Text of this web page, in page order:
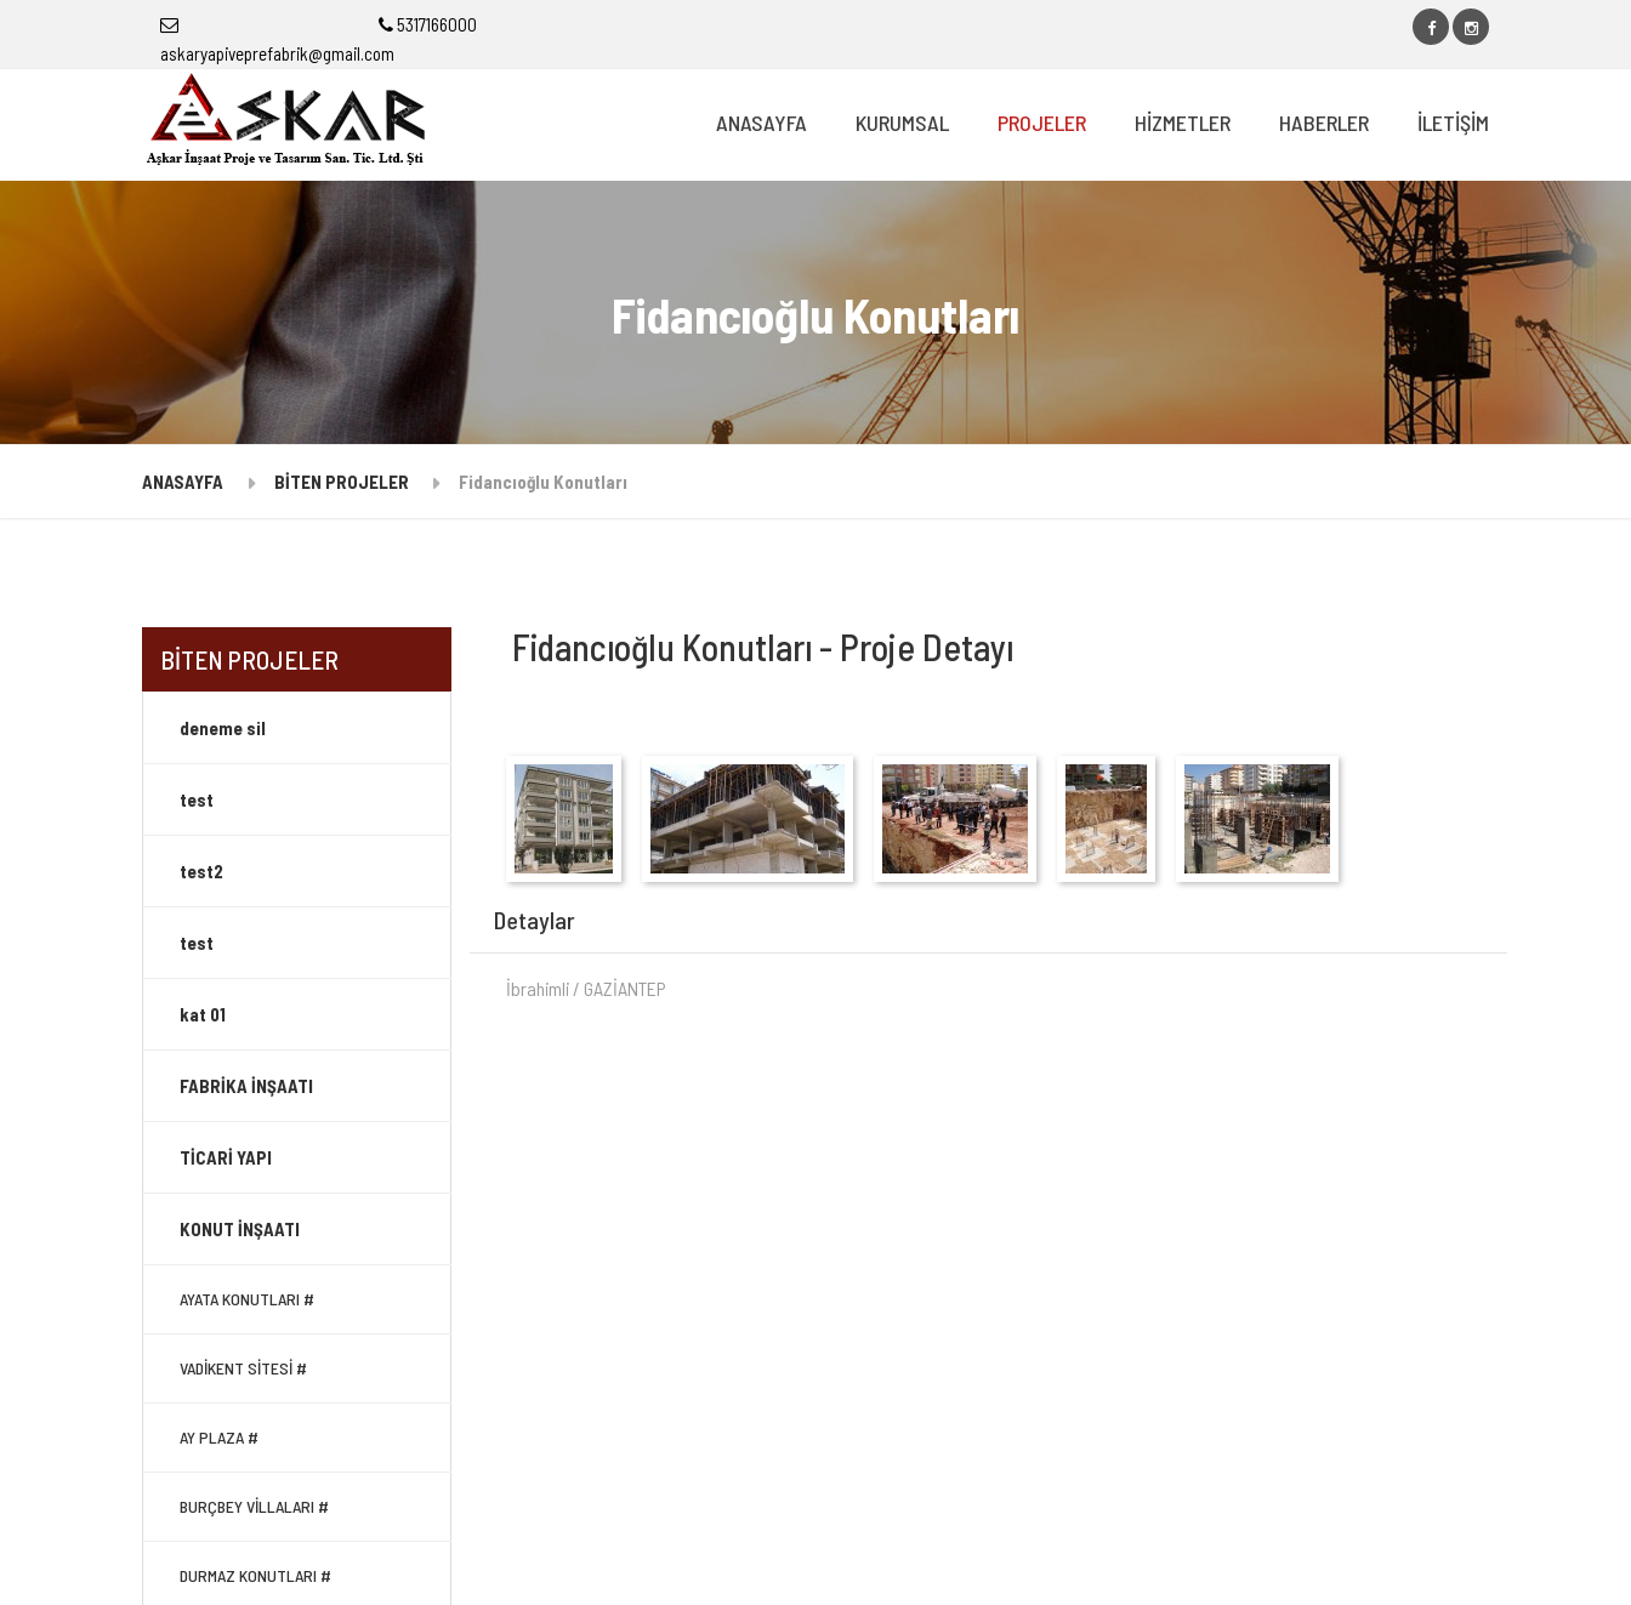
askaryapiveprefabrik@gmail.com
5317166000
ANASAYFA KURUMSAL PROJELER HİZMETLER HABERLER İLETİŞİM
Fidancıoğlu Konutları
ANASAYFA BİTEN PROJELER Fidancıoğlu Konutları
BİTEN PROJELER
deneme sil
test
test2
test
kat 01
FABRİKA İNŞAATI
TİCARİ YAPI
KONUT İNŞAATI
AYATA KONUTLARI #
VADİKENT SİTESİ #
AY PLAZA #
BURÇBEY VİLLALARI #
DURMAZ KONUTLARI #
Fidancıoğlu Konutları - Proje Detayı
Detaylar
İbrahimli / GAZİANTEP